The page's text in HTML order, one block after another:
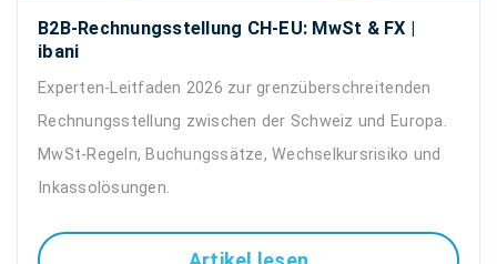
B2B-Rechnungsstellung CH-EU: MwSt & FX |
ibani
Experten-Leitfaden 2026 zur grenzüberschreitenden
Rechnungsstellung zwischen der Schweiz und Europa.
MwSt-Regeln, Buchungssätze, Wechselkursrisiko und
Inkassolösungen.